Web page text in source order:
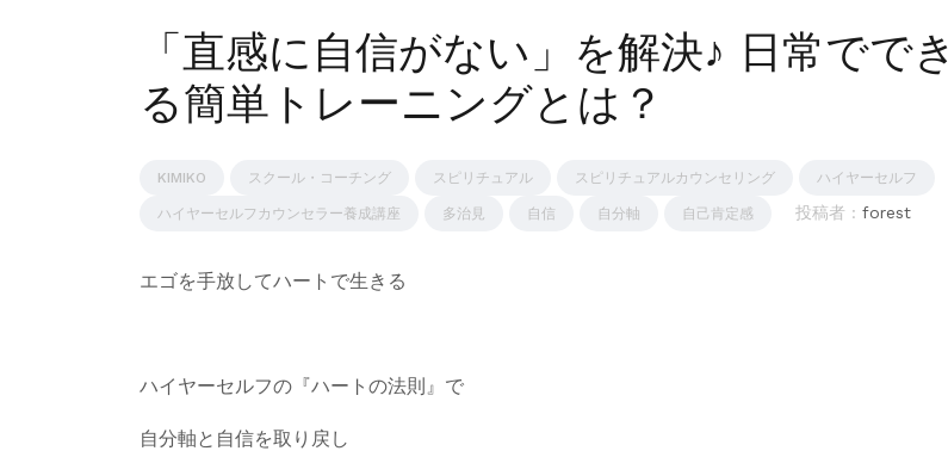
「直感に自信がない」を解決♪ 日常ででき
る簡単トレーニングとは？
KIMIKO スクール・コーチング スピリチュアル スピリチュアルカウンセリング ハイヤーセルフ
ハイヤーセルフカウンセラー養成講座 多治見 自信 自分軸 自己肯定感 投稿者 : forest
エゴを手放してハートで生きる
ハイヤーセルフの『ハートの法則』で
自分軸と自信を取り戻し